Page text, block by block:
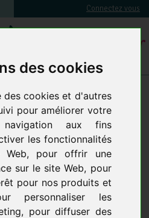
des cookies
des cookies et d'autres
pour améliorer votre
aux fins
les fonctionnalités
, pour offrir une
sur le site Web, pour
pour nos produits et
personnaliser les
, pour diffuser des
Connectez vous
de désinfection
3 produits